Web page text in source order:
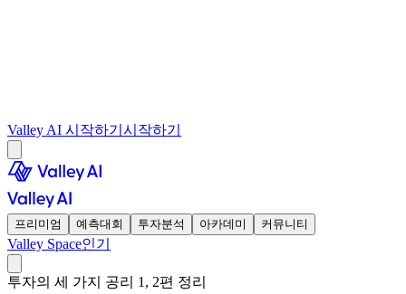
Valley AI 시작하기 시작하기
프리미엄 예측대회 투자분석 아카데미 커뮤니티
Valley Space인기
투자의 세 가지 공리 1, 2편 정리